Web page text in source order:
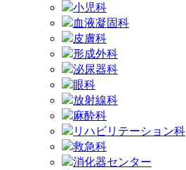
小児科
血液凝固科
皮膚科
形成外科
泌尿器科
眼科
放射線科
麻酔科
リハビリテーション科
救急科
消化器センター